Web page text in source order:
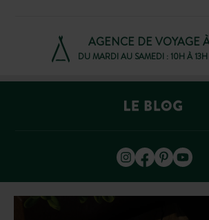
AGENCE DE VOYAGE
DU MARDI AU SAMEDI : 10H À